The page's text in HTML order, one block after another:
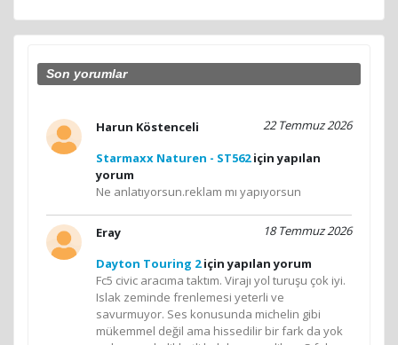
Son yorumlar
22 Temmuz 2026
Harun Köstenceli
Starmaxx Naturen - ST562için yapılan
yorum
Ne anlatıyorsun.reklam mı yapıyorsun
18 Temmuz 2026
Eray
Dayton Touring 2için yapılan yorum
Fc5 civic aracıma taktım. Virajı yol turuşu çok iyi.
Islak zeminde frenlemesi yeterli ve
savurmuyor. Ses konusunda michelin gibi
mükemmel değil ama hissedilir bir fark da yok